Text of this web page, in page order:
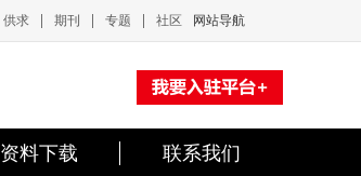
供求 期刊 专题 社区 网站导航
资料下载 联系我们